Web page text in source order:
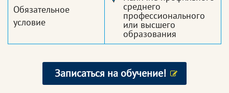
Обязательное
условие
среднего
профессионального
или высшего
образования
Записаться на обучение!